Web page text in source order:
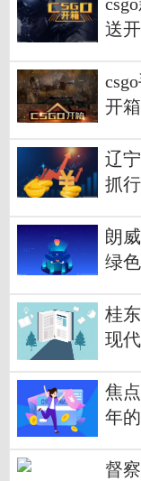
送
开
辽
抓
朗
绿
桂
现
焦
年
督